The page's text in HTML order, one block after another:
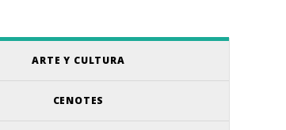
ARTE Y CULTURA
CENOTES